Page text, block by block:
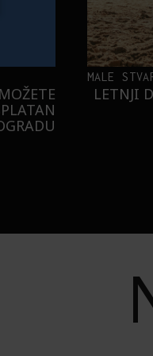
MALE
LETNJI